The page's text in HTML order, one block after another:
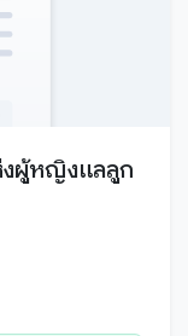
งผู้หญิงแลลูก